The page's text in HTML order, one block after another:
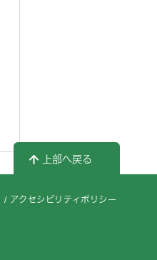
上部へ戻る
アクセシビリティポリシー